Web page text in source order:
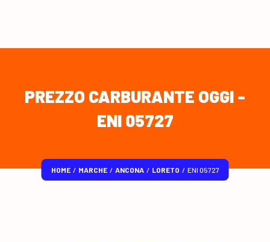
PREZZO CARBURANTE OGGI -
ENI 05727
HOME / MARCHE / ANCONA / LORETO / ENI 05727